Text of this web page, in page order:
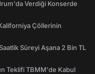
Verdiği Konserde
Çöllerinin
Süreyi Aşana 2 Bin TL
Teklifi TBMM'de Kabul